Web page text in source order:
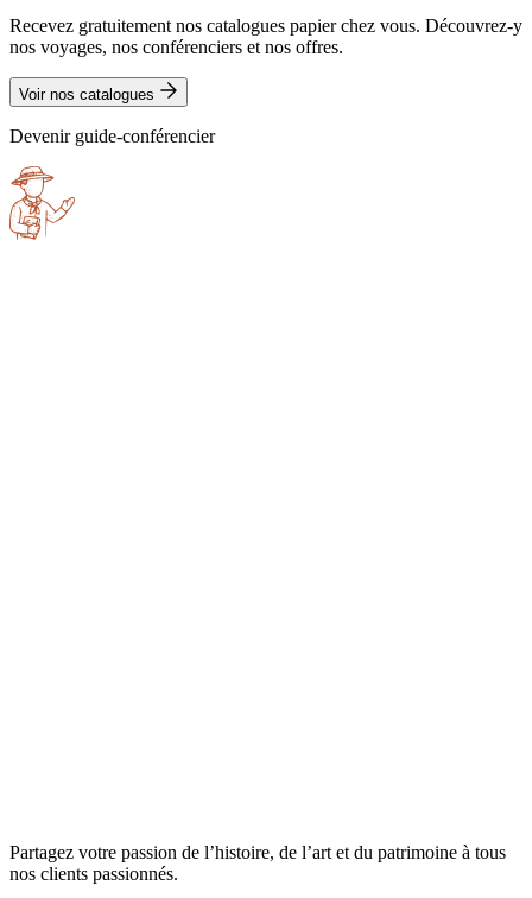
Recevez gratuitement nos catalogues papier chez vous. Découvrez-y
nos voyages, nos conférenciers et nos offres.
Voir nos catalogues
Devenir guide-conférencier
Partagez votre passion de l’histoire, de l’art et du patrimoine à tous
nos clients passionnés.